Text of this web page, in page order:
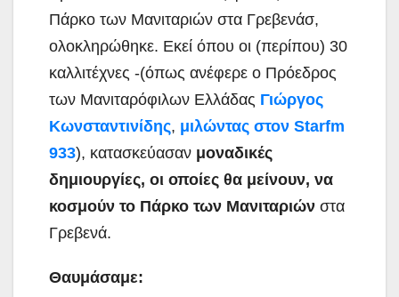
Πάρκο των Μανιταριών στα Γρεβενάσ,
ολοκληρώθηκε. Εκεί όπου οι (περίπου) 30
καλλιτέχνες -(όπως ανέφερε ο Πρόεδρος
των Μανιταρόφιλων Ελλάδας Γιώργος
Κωνσταντινίδης, μιλώντας στον Starfm
933), κατασκεύασαν μοναδικές
δημιουργίες, οι οποίες θα μείνουν, να
κοσμούν το Πάρκο των Μανιταριών στα
Γρεβενά.
Θαυμάσαμε: